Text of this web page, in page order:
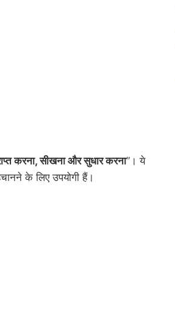
करना, सीखना और सुधार करना”। ये
के लिए उपयोगी हैं।